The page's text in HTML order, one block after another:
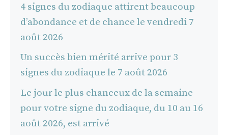
4 signes du zodiaque attirent beaucoup
d’abondance et de chance le vendredi 7
août 2026
Un succès bien mérité arrive pour 3
signes du zodiaque le 7 août 2026
Le jour le plus chanceux de la semaine
pour votre signe du zodiaque, du 10 au 16
août 2026, est arrivé